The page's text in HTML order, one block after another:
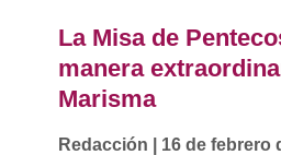
La Misa de
manera
Marisma
Redacción
16 de febrero